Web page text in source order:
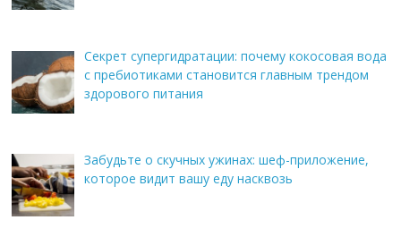
Секрет супергидратации: почему кокосовая вода
с пребиотиками становится главным трендом
здорового питания
Забудьте о скучных ужинах: шеф-приложение,
которое видит вашу еду насквозь